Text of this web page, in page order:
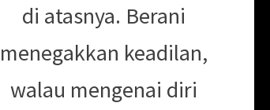
di atasnya. Berani
menegakkan keadilan,
walau mengenai diri